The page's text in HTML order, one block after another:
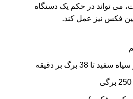
می تواند در حکم یک دستگاه
فکس نیز عمل کند.
38 برگ بر دقیقه